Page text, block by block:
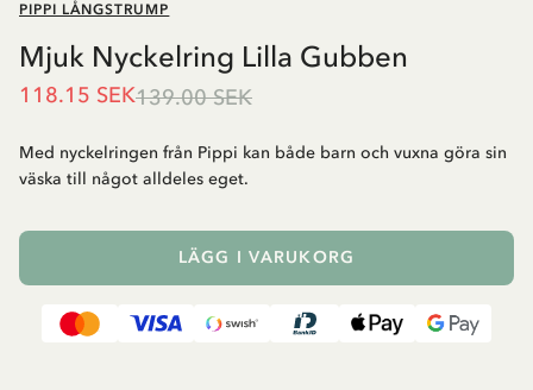
PIPPI LÅNGSTRUMP
Mjuk Nyckelring Lilla Gubben
118.15 SEK139.00 SEK
Med nyckelringen från Pippi kan både barn och vuxna göra sin
väska till något alldeles eget.
LÄGG I VARUKORG